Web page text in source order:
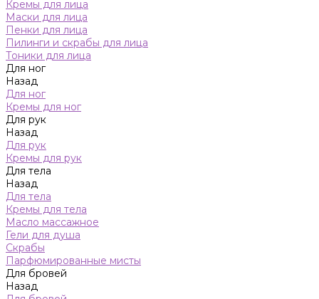
Кремы для лица
Маски для лица
Пенки для лица
Пилинги и скрабы для лица
Тоники для лица
Для ног
Назад
Для ног
Кремы для ног
Для рук
Назад
Для рук
Кремы для рук
Для тела
Назад
Для тела
Кремы для тела
Масло массажное
Гели для душа
Скрабы
Парфюмированные мисты
Для бровей
Назад